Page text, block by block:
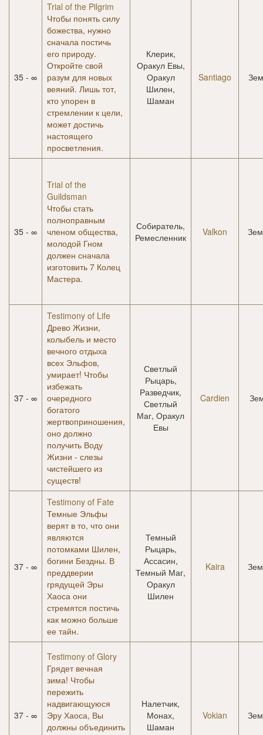
35 - ∞
Trial of the Pilgrim
Чтобы понять силу
божества, нужно
сначала постичь
его природу.
Откройте свой
разум для новых
веяний. Лишь тот,
кто упорен в
стремлении к цели,
может достичь
настоящего
просветления.
Клерик,
Оракул Евы,
Оракул
Шилен,
Шаман
Santiago
35 - ∞
Trial of the
Guildsman
Чтобы стать
полноправным
членом общества,
молодой Гном
должен сначала
изготовить 7 Колец
Мастера.
Собиратель,
Ремесленник
Valkon
37 - ∞
Testimony of Life
Древо Жизни,
колыбель и место
вечного отдыха
всех Эльфов,
умирает! Чтобы
избежать
очередного
богатого
жертвоприношения,
оно должно
получить Воду
Жизни - слезы
чистейшего из
существ!
Светлый
Рыцарь,
Разведчик,
Светлый
Маг, Оракул
Евы
Cardien
37 - ∞
Testimony of Fate
Темные Эльфы
верят в то, что они
являются
потомками Шилен,
богини Бездны. В
преддверии
грядущей Эры
Хаоса они
стремятся постичь
как можно больше
ее тайн.
Темный
Рыцарь,
Ассасин,
Темный Маг,
Оракул
Шилен
Kaira
37 - ∞
Testimony of Glory
Грядет вечная
зима! Чтобы
пережить
надвигающуюся
Эру Хаоса, Вы
должны объединить
Налетчик,
Монах,
Шаман
Vokian